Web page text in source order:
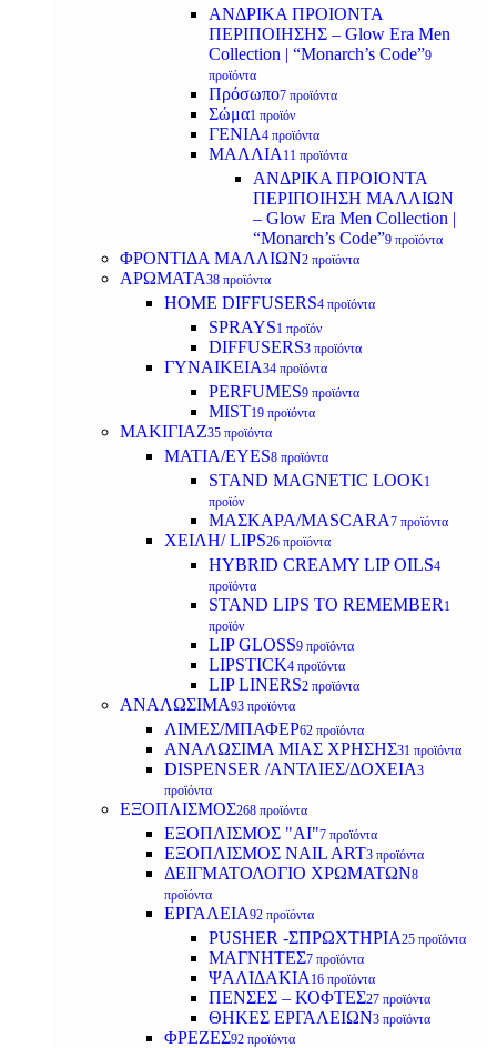
ΑΝΔΡΙΚΑ ΠΡΟΙΟΝΤΑ
ΠΕΡΙΠΟΙΗΣΗΣ – Glow Era Men
Collection | “Monarch’s Code”9
προϊόντα
Πρόσωπο7 προϊόντα
Σώμα1 προϊόν
ΓΕΝΙΑ4 προϊόντα
ΜΑΛΛΙΑ 11 προϊόντα
ΑΝΔΡΙΚΑ ΠΡΟΙΟΝΤΑ
ΠΕΡΙΠΟΙΗΣΗ ΜΑΛΛΙΩΝ
– Glow Era Men Collection |
“Monarch’s Code”9 προϊόντα
ΦΡΟΝΤΙΔΑ ΜΑΛΛΙΩΝ2 προϊόντα
ΑΡΩΜΑΤΑ38 προϊόντα
HOME DIFFUSERS4 προϊόντα
SPRAYS1 προϊόν
DIFFUSERS3 προϊόντα
ΓΥΝΑΙΚΕΙΑ34 προϊόντα
PERFUMES9 προϊόντα
MIST19 προϊόντα
ΜΑΚΙΓΙΑΖ35 προϊόντα
ΜΑΤΙΑ/EYES8 προϊόντα
STAND MAGNETIC LOOK1
προϊόν
ΜΑΣΚΑΡΑ/MASCARA7 προϊόντα
ΧΕΙΛΗ/ LIPS26 προϊόντα
HYBRID CREAMY LIP OILS4
προϊόντα
STAND LIPS TO REMEMBER 1
προϊόν
LIP GLOSS9 προϊόντα
LIPSTICK4 προϊόντα
LIP LINERS2 προϊόντα
ΑΝΑΛΩΣΙΜΑ93 προϊόντα
ΛΙΜΕΣ/ΜΠΑΦΕΡ62 προϊόντα
ΑΝΑΛΩΣΙΜΑ ΜΙΑΣ ΧΡΗΣΗΣ31 προϊόντα
DISPENSER /ΑΝΤΛΙΕΣ/ΔΟΧΕΙΑ3
προϊόντα
ΕΞΟΠΛΙΣΜΟΣ268 προϊόντα
ΕΞΟΠΛΙΣΜΟΣ "AI"7 προϊόντα
ΕΞΟΠΛΙΣΜΟΣ NAIL ART3 προϊόντα
ΔΕΙΓΜΑΤΟΛΟΓΙΟ ΧΡΩΜΑΤΩΝ8
προϊόντα
ΕΡΓΑΛΕΙΑ92 προϊόντα
PUSHER -ΣΠΡΩΧΤΗΡΙΑ25 προϊόντα
ΜΑΓΝΗΤΕΣ7 προϊόντα
ΨΑΛΙΔΑΚΙΑ 16 προϊόντα
ΠΕΝΣΕΣ – ΚΟΦΤΕΣ27 προϊόντα
ΘΗΚΕΣ ΕΡΓΑΛΕΙΩΝ3 προϊόντα
ΦΡΕΖΕΣ92 προϊόντα